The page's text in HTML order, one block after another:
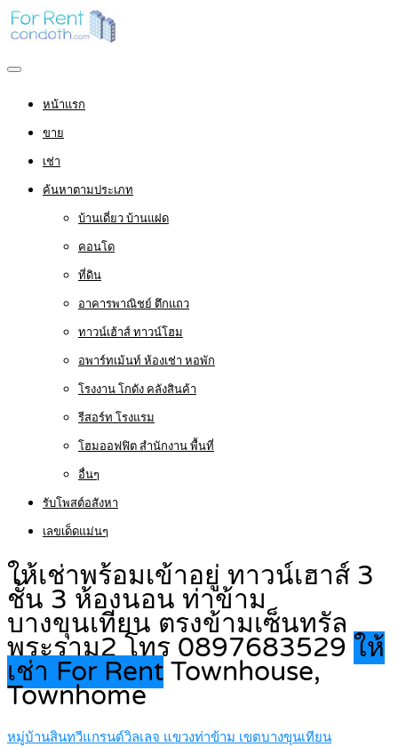
หน้าแรก
ขาย
เช่า
ค้นหาตามประเภท
บ้านเดี่ยว บ้านแฝด
คอนโด
ที่ดิน
อาคารพาณิชย์ ตึกแถว
ทาวน์เฮ้าส์ ทาวน์โฮม
อพาร์ทเม้นท์ ห้องเช่า หอพัก
โรงงาน โกดัง คลังสินค้า
รีสอร์ท โรงแรม
โฮมออฟฟิต สำนักงาน พื้นที่
อื่นๆ
รับโพสต์อสังหา
เลขเด็ดแม่นๆ
ให้เช่าพร้อมเข้าอยู่ ทาวน์เฮาส์ 3
ชั้น 3 ห้องนอน ท่าข้าม
บางขุนเทียน ตรงข้ามเซ็นทรัล
พระราม2 โทร 0897683529 ให้
เช่า For Rent Townhouse,
Townhome
หมู่บ้านสินทวีแกรนด์วิลเลจ แขวงท่าข้าม เขตบางขุนเทียน